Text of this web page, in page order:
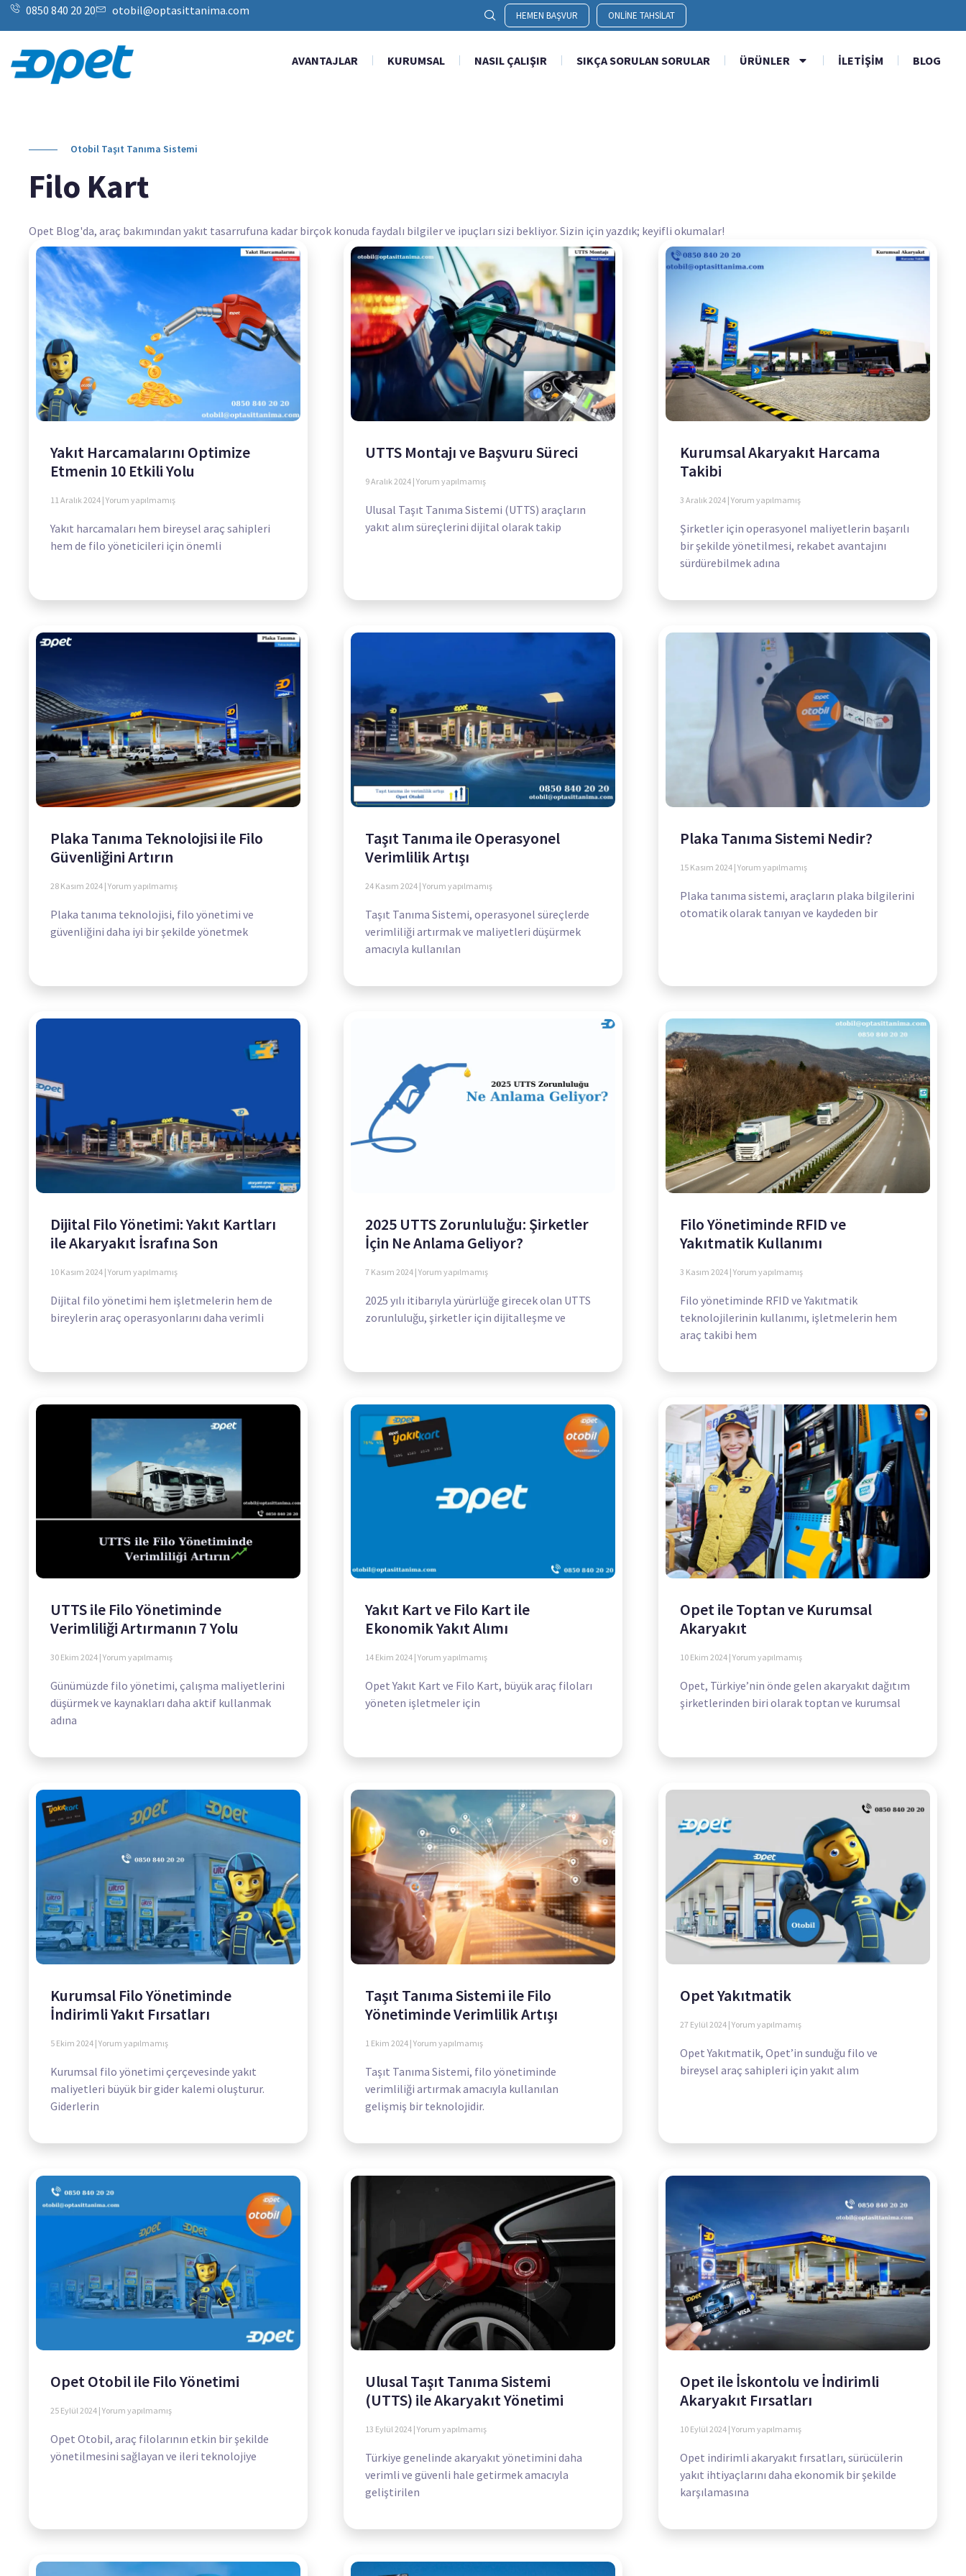
0850 840 20 20 otobil@optasittanima.com HEMEN BAŞVUR ONLINE TAHSILAT
AVANTAJLAR KURUMSAL NASIL ÇALIŞIR SIKÇA SORULAN SORULAR ÜRÜNLER İLETIŞIM BLOG
Otobil Taşıt Tanıma Sistemi
Filo Kart
Opet Blog'da, araç bakımından yakıt tasarrufuna kadar birçok konuda faydalı bilgiler ve ipuçları sizi bekliyor. Sizin için yazdık; keyifli okumalar!
Yakıt Harcamalarını Optimize
Etmenin 10 Etkili Yolu
11 Aralık 2024 Yorum yapılmamış
Yakıt harcamaları hem bireysel araç sahipleri
hem de filo yöneticileri için önemli
UTTS Montajı ve Başvuru Süreci
9 Aralık 2024 Yorum yapılmamış
Ulusal Taşıt Tanıma Sistemi (UTTS) araçların
yakıt alım süreçlerini dijital olarak takip
Kurumsal Akaryakıt Harcama
Takibi
3 Aralık 2024 Yorum yapılmamış
Şirketler için operasyonel maliyetlerin başarılı
bir şekilde yönetilmesi, rekabet avantajını
sürdürebilmek adına
Plaka Tanıma Teknolojisi ile Filo
Güvenliğini Artırın
28 Kasım 2024 Yorum yapılmamış
Plaka tanıma teknolojisi, filo yönetimi ve
güvenliğini daha iyi bir şekilde yönetmek
Taşıt Tanıma ile Operasyonel
Verimlilik Artışı
24 Kasım 2024 Yorum yapılmamış
Taşıt Tanıma Sistemi, operasyonel süreçlerde
verimliliği artırmak ve maliyetleri düşürmek
amacıyla kullanılan
Plaka Tanıma Sistemi Nedir?
15 Kasım 2024 Yorum yapılmamış
Plaka tanıma sistemi, araçların plaka bilgilerini
otomatik olarak tanıyan ve kaydeden bir
Dijital Filo Yönetimi: Yakıt Kartları
ile Akaryakıt İsrafına Son
10 Kasım 2024 Yorum yapılmamış
Dijital filo yönetimi hem işletmelerin hem de
bireylerin araç operasyonlarını daha verimli
2025 UTTS Zorunluluğu: Şirketler
İçin Ne Anlama Geliyor?
7 Kasım 2024 Yorum yapılmamış
2025 yılı itibarıyla yürürlüğe girecek olan UTTS
zorunluluğu, şirketler için dijitalleşme ve
Filo Yönetiminde RFID ve
Yakıtmatik Kullanımı
3 Kasım 2024 Yorum yapılmamış
Filo yönetiminde RFID ve Yakıtmatik
teknolojilerinin kullanımı, işletmelerin hem
araç takibi hem
UTTS ile Filo Yönetiminde
Verimliliği Artırmanın 7 Yolu
30 Ekim 2024 Yorum yapılmamış
Günümüzde filo yönetimi, çalışma maliyetlerini
düşürmek ve kaynakları daha aktif kullanmak
adına
Yakıt Kart ve Filo Kart ile
Ekonomik Yakıt Alımı
14 Ekim 2024 Yorum yapılmamış
Opet Yakıt Kart ve Filo Kart, büyük araç filoları
yöneten işletmeler için
Opet ile Toptan ve Kurumsal
Akaryakıt
10 Ekim 2024 Yorum yapılmamış
Opet, Türkiye’nin önde gelen akaryakıt dağıtım
şirketlerinden biri olarak toptan ve kurumsal
Kurumsal Filo Yönetiminde
İndirimli Yakıt Fırsatları
5 Ekim 2024 Yorum yapılmamış
Kurumsal filo yönetimi çerçevesinde yakıt
maliyetleri büyük bir gider kalemi oluşturur.
Giderlerin
Taşıt Tanıma Sistemi ile Filo
Yönetiminde Verimlilik Artışı
1 Ekim 2024 Yorum yapılmamış
Taşıt Tanıma Sistemi, filo yönetiminde
verimliliği artırmak amacıyla kullanılan
gelişmiş bir teknolojidir.
Opet Yakıtmatik
27 Eylül 2024 Yorum yapılmamış
Opet Yakıtmatik, Opet’in sunduğu filo ve
bireysel araç sahipleri için yakıt alım
Opet Otobil ile Filo Yönetimi
25 Eylül 2024 Yorum yapılmamış
Opet Otobil, araç filolarının etkin bir şekilde
yönetilmesini sağlayan ve ileri teknolojiye
Ulusal Taşıt Tanıma Sistemi
(UTTS) ile Akaryakıt Yönetimi
13 Eylül 2024 Yorum yapılmamış
Türkiye genelinde akaryakıt yönetimini daha
verimli ve güvenli hale getirmek amacıyla
geliştirilen
Opet ile İskontolu ve İndirimli
Akaryakıt Fırsatları
10 Eylül 2024 Yorum yapılmamış
Opet indirimli akaryakıt fırsatları, sürücülerin
yakıt ihtiyaçlarını daha ekonomik bir şekilde
karşılamasına